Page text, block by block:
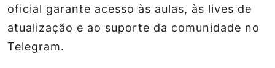
oficial garante acesso às aulas, às lives de
atualização e ao suporte da comunidade no
Telegram.